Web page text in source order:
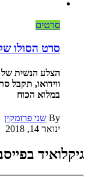
סרטים
סרט הסולו
הצלע הנשית של
ווידואו, תקבל
במלוא הכוח
By שני פרומקין
ינואר 14, 2018
גיקלואיד